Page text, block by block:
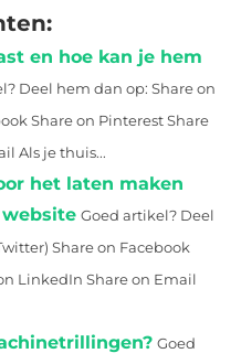
en hoe kan je hem
Deel hem dan op: Share on
Share on Pinterest Share
Als je thuis...
het laten maken
website Goed artikel? Deel
Share on Facebook
LinkedIn Share on Email
Goed